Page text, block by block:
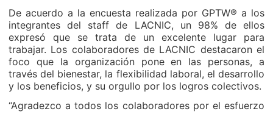
De acuerdo a la encuesta realizada por GPTW® a los
integrantes del staff de LACNIC, un 98% de ellos
expresó que se trata de un excelente lugar para
trabajar. Los colaboradores de LACNIC destacaron el
foco que la organización pone en las personas, a
través del bienestar, la flexibilidad laboral, el desarrollo
y los beneficios, y su orgullo por los logros colectivos.
“Agradezco a todos los colaboradores por el esfuerzo